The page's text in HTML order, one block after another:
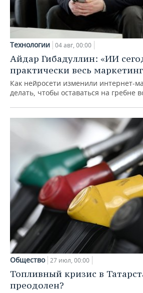
Технологии 04 авг, 00:00
Айдар Гибадуллин: «ИИ
практически весь
Как нейросети изменили интернет-
делать, чтобы оставаться на гребне
Общество 27 июл, 00:00
Топливный кризис в
преодолен?